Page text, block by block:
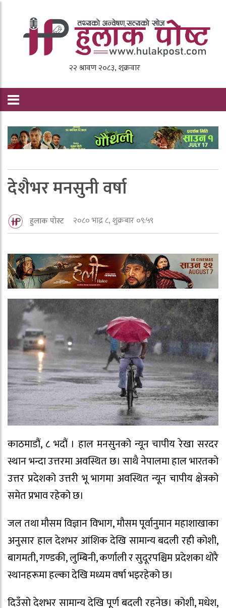
देशैभर मनसुनी वर्षा
हुलाक पोस्ट २०८० भाद्र ८, शुक्रबार ०९:५९
काठमाडौं, ८ भदौं । हाल मनसुनको न्यून चापीय रेखा सरदर
स्थान भन्दा उत्तरमा अवस्थित छ। साथै नेपालमा हाल भारतको
उत्तर प्रदेशको उत्तरी भू भागमा अवस्थित न्यून चापीय क्षेत्रको
समेत प्रभाव रहेको छ।
जल तथा मौसम विज्ञान विभाग, मौसम पूर्वानुमान महाशाखाका
अनुसार हाल देशभर आंशिक देखि सामान्य बदली रही कोशी,
बागमती, गण्डकी, लुम्बिनी, कर्णाली र सुदूरपश्चिम प्रदेशका थोरै
स्थानहरूमा हल्का देखि मध्यम वर्षा भइरहेको छ।
दिउँसो देशभर सामान्य देखि पूर्ण बदली रहनेछ। कोशी, मधेश,